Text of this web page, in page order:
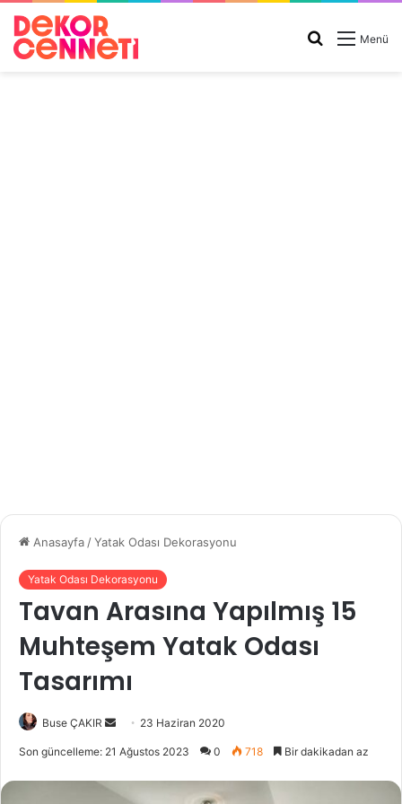
Menü
Arama
Anasayfa /Yatak Odası Dekorasyonu
Yatak Odası Dekorasyonu
Tavan Arasına Yapılmış 15
Muhteşem Yatak Odası
Tasarımı
Buse ÇAKIR 23 Haziran 2020
Son güncelleme: 21 Ağustos 2023 0 718 Bir dakikadan az